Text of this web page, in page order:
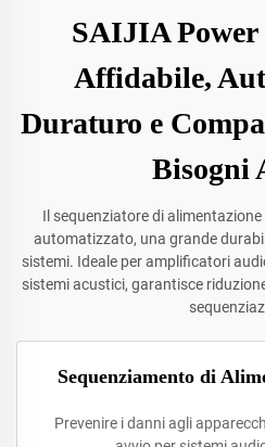
SAIJIA Power
Affidabile,
Duraturo e
Bisogni
Il sequenziatore di
automatizzato, una grande
sistemi. Ideale per amplificatori
sistemi acustici, garantisce
Sequenziamento di
Prevenire i danni agli